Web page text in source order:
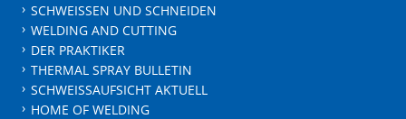
SCHWEISSEN UND SCHNEIDEN
WELDING AND CUTTING
DER PRAKTIKER
THERMAL SPRAY BULLETIN
SCHWEISSAUFSICHT AKTUELL
HOME OF WELDING